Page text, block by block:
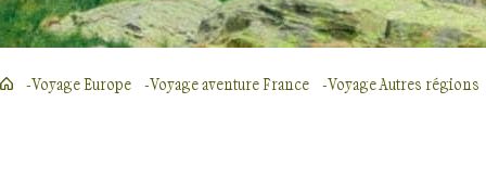
Voyage Europe Voyage aventure France Voyage Autres régions